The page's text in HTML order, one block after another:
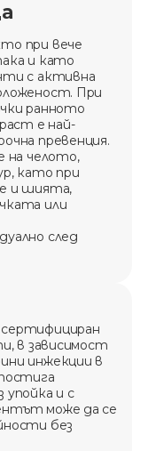
при вече
и като
с активна
При
ранното
е най-
превенция.
на челото,
като при
и шията,
или
след
в зависимост
инжекции в
и с
може да се
без